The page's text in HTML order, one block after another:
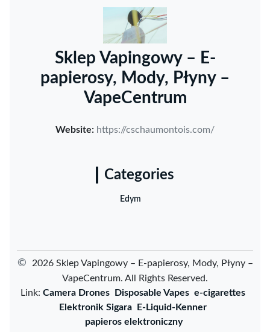
Sklep Vapingowy – E-
papierosy, Mody, Płyny –
VapeCentrum
Website: https://cschaumontois.com/
Categories
Edym
©
2026 Sklep Vapingowy – E-papierosy, Mody, Płyny –
VapeCentrum. All Rights Reserved.
Link: Camera Drones Disposable Vapes e-cigarettes
Elektronik Sigara
E-Liquid-Kenner
papieros elektroniczny